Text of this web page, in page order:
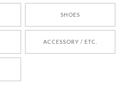
SHOES
ACCESSORY / ETC.